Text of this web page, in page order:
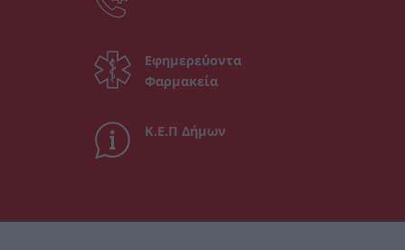
Εφημερεύοντα
Φαρμακεία
Κ.Ε.Π Δήμων